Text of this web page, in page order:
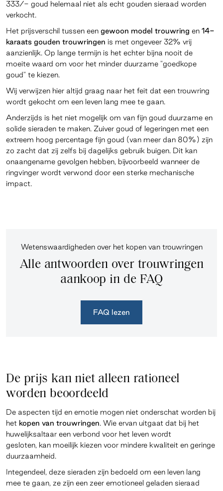
333/- goud helemaal niet als echt gouden sieraad worden
verkocht.
Het prijsverschil tussen een gewoon model trouwring en 14-
karaats gouden trouwringen is met ongeveer 32% vrij
aanzienlijk. Op lange termijn is het echter bijna nooit de
moeite waard om voor het minder duurzame "goedkope
goud" te kiezen.
Wij verwijzen hier altijd graag naar het feit dat een trouwring
wordt gekocht om een leven lang mee te gaan.
Anderzijds is het niet mogelijk om van fijn goud duurzame en
solide sieraden te maken. Zuiver goud of legeringen met een
extreem hoog percentage fijn goud (van meer dan 80%) zijn
zo zacht dat zij zelfs bij dagelijks gebruik buigen. Dit kan
onaangename gevolgen hebben, bijvoorbeeld wanneer de
ringvinger wordt verwond door een sterke mechanische
impact.
Wetenswaardigheden over het kopen van trouwringen
Alle antwoorden over trouwringen
aankoop in de FAQ
FAQ lezen
De prijs kan niet alleen rationeel
worden beoordeeld
De aspecten tijd en emotie mogen niet onderschat worden bij
het kopen van trouwringen. Wie ervan uitgaat dat bij het
huwelijksaltaar een verbond voor het leven wordt
gesloten, kan moeilijk kiezen voor mindere kwaliteit en geringe
duurzaamheid.
Integendeel, deze sieraden zijn bedoeld om een leven lang
mee te gaan, ze zijn een zeer emotioneel geladen sieraad